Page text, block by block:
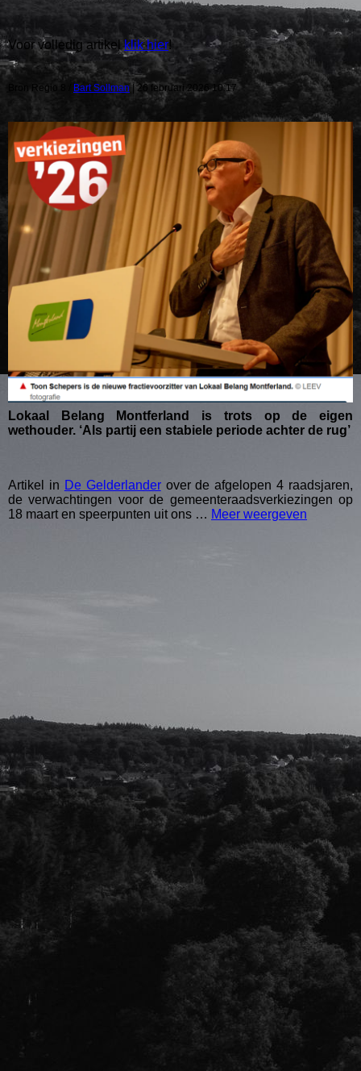
Voor volledig artikel klik hier!
Bron Regio 8 / Bart Sollman | 26 februari 2026 10:17
Lokaal Belang Montferland is trots op de eigen
wethouder. ‘Als partij een stabiele periode achter de rug’
Artikel in De Gelderlanderover de afgelopen 4 raadsjaren,
de verwachtingen voor de gemeenteraadsverkiezingen op
18 maart en speerpunten uit ons … Meer weergeven
Onthulling borstbeeld oud-Predikant Stork - Didam